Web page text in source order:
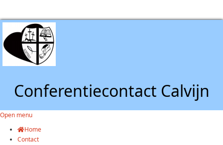
Conferentiecontact Calvijn
Open menu
Home
Contact